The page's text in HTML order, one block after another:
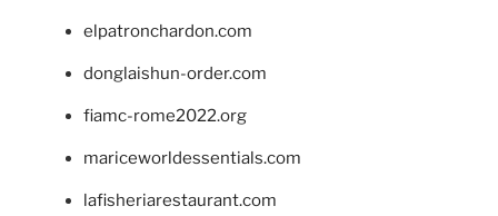
elpatronchardon.com
donglaishun-order.com
fiamc-rome2022.org
mariceworldessentials.com
lafisheriarestaurant.com